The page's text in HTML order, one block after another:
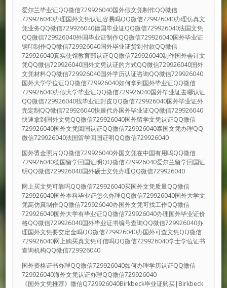
爱尔兰毕业证QQ微信729926040国外假文凭制作QQ微信
729926040办理国外文凭认证容易吗QQ微信729926040办理仿真文
凭业务QQ微信729926040德国毕业证QQ微信729926040法国文凭
QQ微信729926040外国毕业证制作QQ微信729926040国外毕业证
钢印制作QQ微信729926040国外毕业证货到付款QQ微信
729926040真实使馆教育部认证QQ微信729926040制作国外会计文
凭QQ微信729926040国外文凭认证的方式QQ微信729926040国外
文凭材料QQ微信729926040国外学历认证咨询QQ微信729926040
国外大学学位证QQ微信729926040如何拿到国外毕业证QQ微信
729926040办假大学毕业证QQ微信729926040国外毕业证去哪认证
QQ微信729926040找毕业证封皮QQ微信729926040国外毕业证外
壳定制QQ微信729926040快速代办国外毕业证QQ微信729926040
快速拿到国外文凭QQ微信729926040国外留学文凭认证QQ微信
729926040国外文凭回国认证QQ微信729926040泰国文凭办理QQ
微信729926040法国留学回国证明QQ微信729926040
国外烫金照片QQ微信729926040外国文凭在中国有用吗QQ微信
729926040德国留学回国证明QQ微信729926040爱尔兰留学回国证
明QQ微信729926040国外硕士文凭办理QQ微信729926040
网上买文凭可靠吗QQ微信729926040买国外文凭质量QQ微信
729926040国外本科毕业证怎么办理QQ微信729926040国外大学文
凭高仿真制作QQ微信729926040办国外文凭可找工作QQ微信
729926040国外大学有毕业证QQ微信729926040办理国外毕业证价
格QQ微信729926040国外毕业证书编号查询QQ微信729926040办
理国外文凭要交定金吗QQ微信729926040办国外可查文凭QQ微信
729926040网上购买真文凭可信吗QQ微信729926040学士学位证书
查询机构QQ微信729926040
国外资格证书办理QQ微信729926040如何办理学历认证QQ微信
729926040海外文凭认证办理QQ微信729926040
《国外文凭推荐》微信Q729926040Birkbeck毕业证购买|Birkbeck